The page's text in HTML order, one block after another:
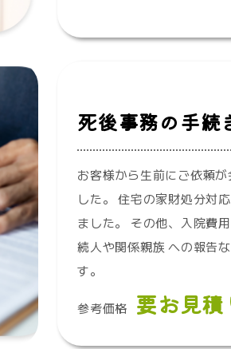
死後事務の手続
お客様から生前にご依頼
した。 住宅の家財処分対
ました。 その他、入院費
続人や関係親族 への報告
す。
参考価格 要お見積